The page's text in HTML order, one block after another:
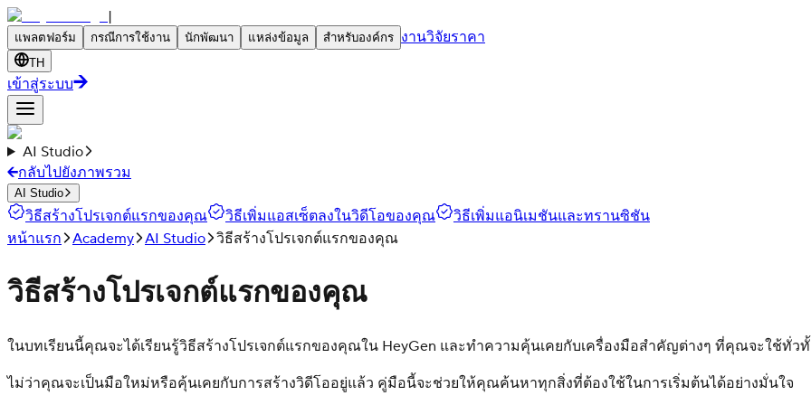
|
แพลตฟอร์ม กรณีการใช้งาน นักพัฒนา แหล่งข้อมูล สำหรับองค์กร งานวิจัยราคา
TH
เข้าสู่ระบบ
AI Studio
กลับไปยังภาพรวม
AI Studio
วิธีสร้างโปรเจกต์แรกของคุณ วิธีเพิ่มแอสเซ็ตลงในวิดีโอของคุณ
วิธีเพิ่มแอนิเมชันและทรานซิชัน
หน้าแรก
Academy AI Studio วิธีสร้างโปรเจกต์แรกของคุณ
วิธีสร้างโปรเจกต์แรกของคุณ
ในบทเรียนนี้คุณจะได้เรียนรู้วิธีสร้างโปรเจกต์แรกของคุณใน HeyGen และทำความคุ้นเคยกับเครื่องมือสำคัญต่างๆ ที่คุณจะใช้ทั่ว
ไม่ว่าคุณจะเป็นมือใหม่หรือคุ้นเคยกับการสร้างวิดีโออยู่แล้ว คู่มือนี้จะช่วยให้คุณค้นหาทุกสิ่งที่ต้องใช้ในการเริ่มต้นได้อย่างมั่นใจ